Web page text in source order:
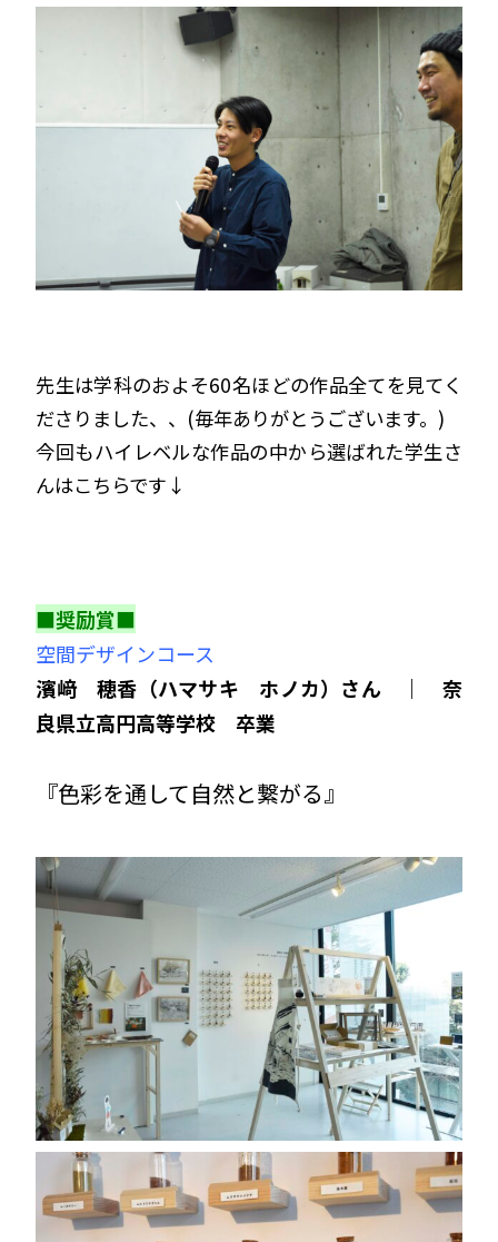
先生は学科のおよそ60名ほどの作品全てを見てく
ださりました、、(毎年ありがとうございます。)
今回もハイレベルな作品の中から選ばれた学生さ
んはこちらです↓
■奨励賞■
空間デザインコース
濱﨑 穂香（ハマサキ ホノカ）さん ｜ 奈
良県立高円高等学校 卒業
『色彩を通して自然と繋がる』